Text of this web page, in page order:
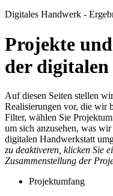
Digitales Handwerk -
Projekte
der
Auf diesen Seiten stellen
Realisierungen vor, die wir
Filter, wählen Sie
um sich anzusehen, was
digitalen Handwerkstatt
zu deaktiveren, klicken Sie
Zusammenstellung der
Projektumfang